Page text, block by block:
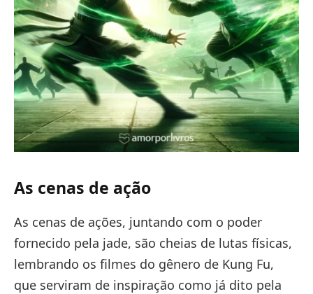
As cenas de ação
As cenas de ações, juntando com o poder
fornecido pela jade, são cheias de lutas físicas,
lembrando os filmes do gênero de Kung Fu,
que serviram de inspiração como já dito pela